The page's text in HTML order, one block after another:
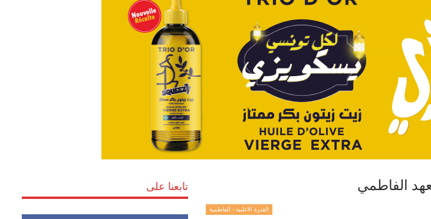
الفاطمي
الفترة الاغلبية - الفاطمية
تابعنا على